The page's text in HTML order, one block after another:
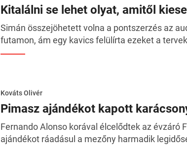
Kitalálni se lehet olyat, amitől
Simán összejöhetett volna a pontszerzés az
futamon, ám egy kavics felülírta ezeket a
Kováts Olivér
Pimasz ajándékot kapott
Fernando Alonso korával élcelődtek az évzáró
ajándékot ráadásul a mezőny harmadik